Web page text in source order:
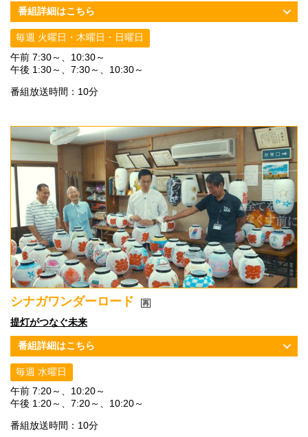
番組詳細はこちら
毎週 火曜日・木曜日・日曜日
午前 7:30～、10:30～
午後 1:30～、7:30～、10:30～
番組放送時間：10分
シナガワンダーロード
提灯がつなぐ未来
番組詳細はこちら
毎週 水曜日
午前 7:20～、10:20～
午後 1:20～、7:20～、10:20～
番組放送時間：10分